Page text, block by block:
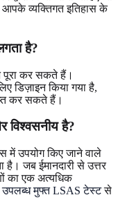
आपके व्यक्तिगत इतिहास के
है?
पूरा कर सकते हैं।
डिज़ाइन किया गया है,
कर सकते हैं।
है?
में उपयोग किए जाने वाले
है। जब ईमानदारी से उत्तर
का एक अत्यधिक
उपलब्ध मुफ्त LSAS टेस्टसे